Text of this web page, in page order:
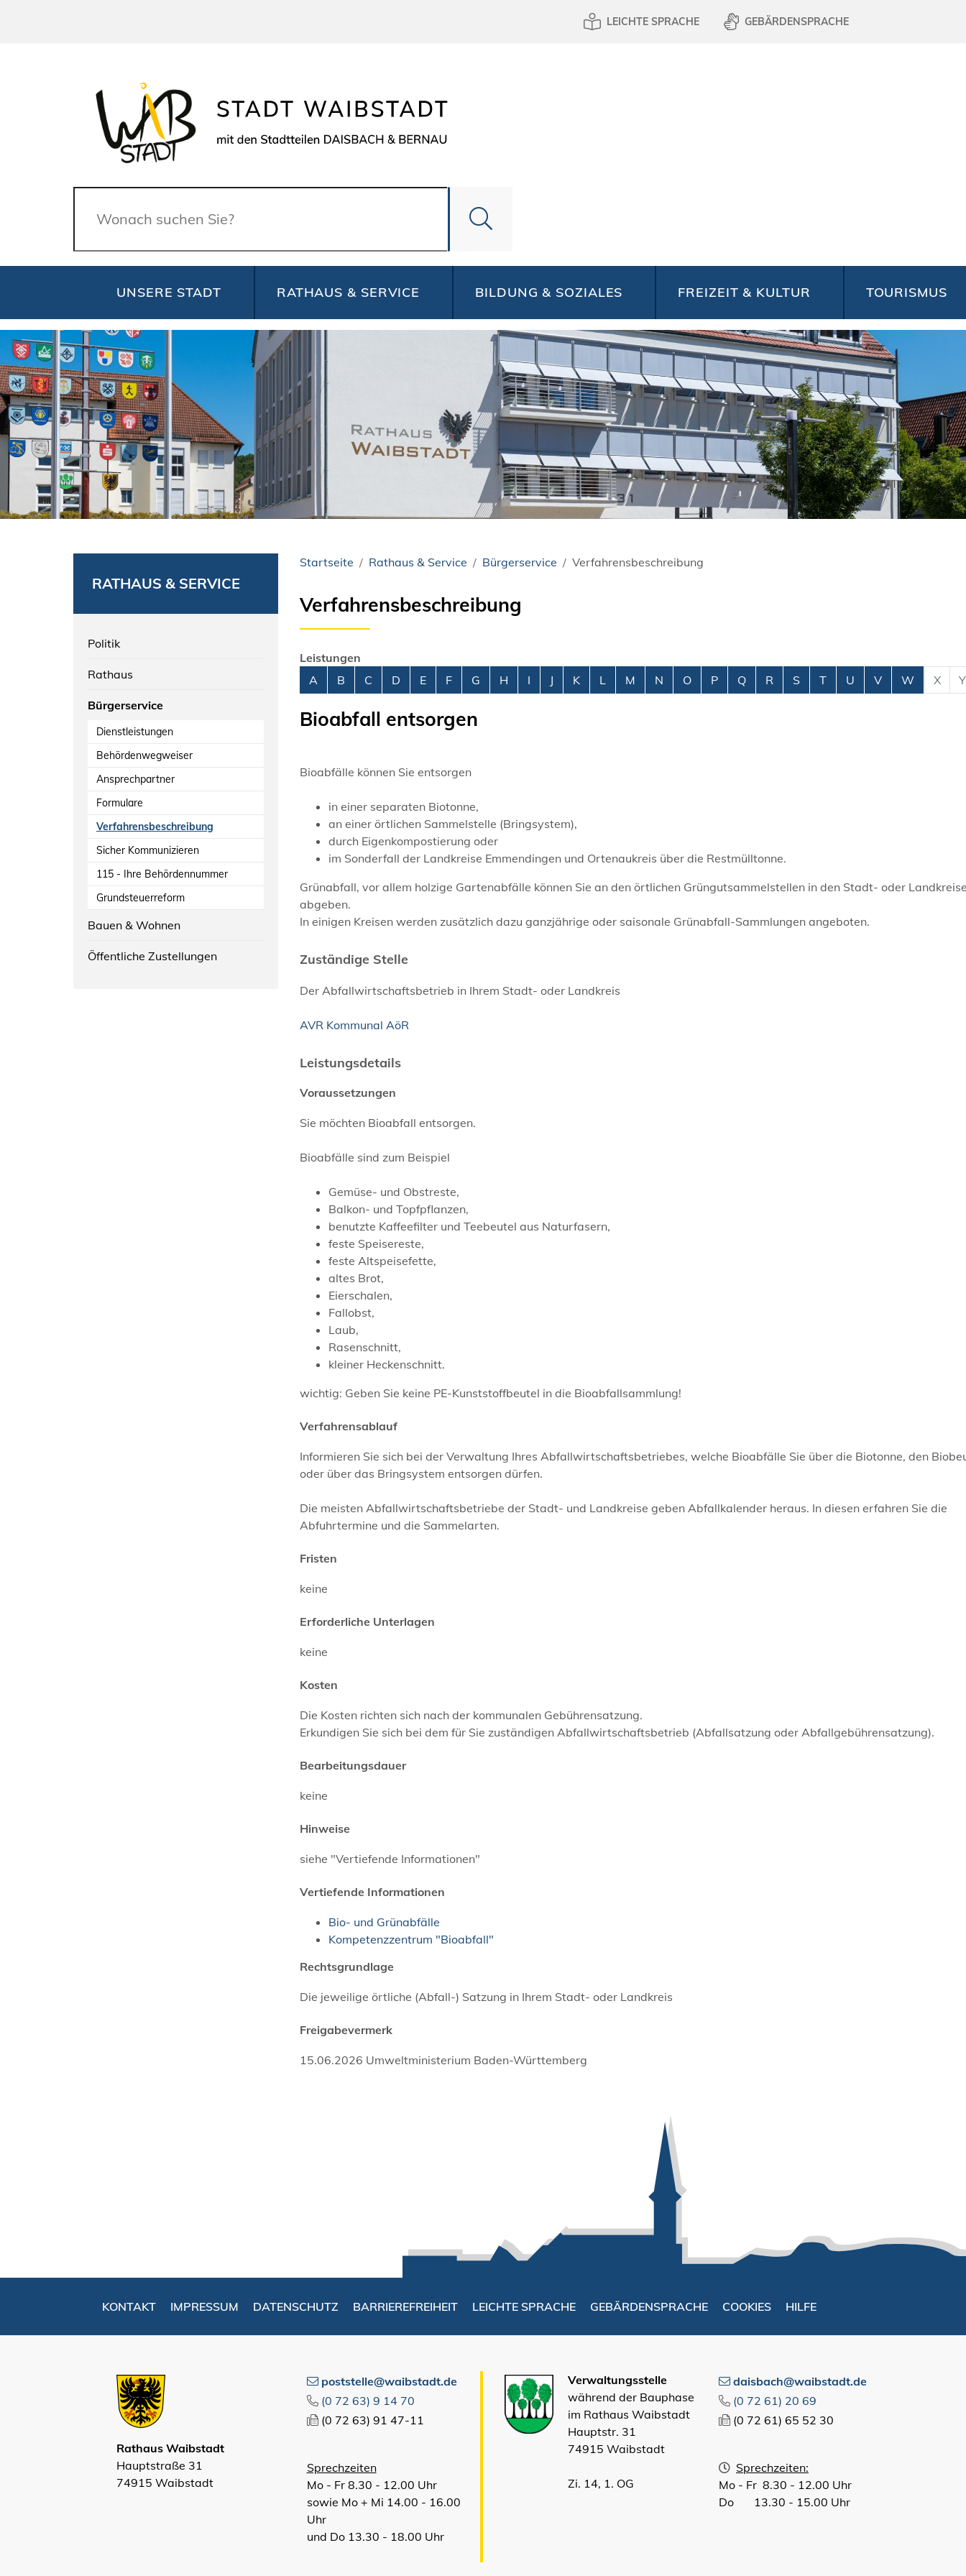
LEICHTE SPRACHE GEBÄRDENSPRACHE
Suche
UNSERE STADT RATHAUS & SERVICE BILDUNG & SOZIALES FREIZEIT & KULTUR TOURISMUS
RATHAUS & SERVICE
Politik
Rathaus
Bürgerservice
Dienstleistungen
Behördenwegweiser
Ansprechpartner
Formulare
Verfahrensbeschreibung
Sicher Kommunizieren
115 - Ihre Behördennummer
Grundsteuerreform
Bauen & Wohnen
Öffentliche Zustellungen
Startseite Rathaus & Service Bürgerservice Verfahrensbeschreibung
Verfahrensbeschreibung
Leistungen
Alphabetisches Register überspringen
A B C D E F G H I J K L M N O P Q R S T U V W X Y
Bioabfall entsorgen
Bioabfälle können Sie entsorgen
in einer separaten Biotonne,
an einer örtlichen Sammelstelle (Bringsystem),
durch Eigenkompostierung oder
im Sonderfall der Landkreise Emmendingen und Ortenaukreis über die Restmülltonne.
Grünabfall, vor allem holzige Gartenabfälle können Sie an den örtlichen Grüngutsammelstellen in den Stadt- oder
abgeben.
In einigen Kreisen werden zusätzlich dazu ganzjährige oder saisonale Grünabfall-Sammlungen angeboten.
Zuständige Stelle
Der Abfallwirtschaftsbetrieb in Ihrem Stadt- oder Landkreis
AVR Kommunal AöR
Leistungsdetails
Voraussetzungen
Sie möchten Bioabfall entsorgen.
Bioabfälle sind zum Beispiel
Gemüse- und Obstreste,
Balkon- und Topfpflanzen,
benutzte Kaffeefilter und Teebeutel aus Naturfasern,
feste Speisereste,
feste Altspeisefette,
altes Brot,
Eierschalen,
Fallobst,
Laub,
Rasenschnitt,
kleiner Heckenschnitt.
wichtig: Geben Sie keine PE-Kunststoffbeutel in die Bioabfallsammlung!
Verfahrensablauf
Informieren Sie sich bei der Verwaltung Ihres Abfallwirtschaftsbetriebes, welche Bioabfälle Sie über die Biotonne, den
oder über das Bringsystem entsorgen dürfen.
Die meisten Abfallwirtschaftsbetriebe der Stadt- und Landkreise geben Abfallkalender heraus. In diesen erfahren Sie die
Abfuhrtermine und die Sammelarten.
Fristen
keine
Erforderliche Unterlagen
keine
Kosten
Die Kosten richten sich nach der kommunalen Gebührensatzung.
Erkundigen Sie sich bei dem für Sie zuständigen Abfallwirtschaftsbetrieb (Abfallsatzung oder Abfallgebührensatzung).
Bearbeitungsdauer
keine
Hinweise
siehe "Vertiefende Informationen"
Vertiefende Informationen
Bio- und Grünabfälle
Kompetenzzentrum "Bioabfall"
Rechtsgrundlage
Die jeweilige örtliche (Abfall-) Satzung in Ihrem Stadt- oder Landkreis
Freigabevermerk
15.06.2026 Umweltministerium Baden-Württemberg
KONTAKT IMPRESSUM DATENSCHUTZ BARRIEREFREIHEIT LEICHTE SPRACHE GEBÄRDENSPRACHE COOKIES HILFE
Rathaus Waibstadt
Hauptstraße 31
74915 Waibstadt
poststelle@waibstadt.de
(0 72 63) 9 14 70
(0 72 63) 91 47-11
Sprechzeiten
Mo - Fr 8.30 - 12.00 Uhr
sowie Mo + Mi 14.00 - 16.00
Uhr
und Do 13.30 - 18.00 Uhr
Verwaltungsstelle
während der Bauphase
im Rathaus Waibstadt
Hauptstr. 31
74915 Waibstadt
Zi. 14, 1. OG
daisbach@waibstadt.de
(0 72 61) 20 69
(0 72 61) 65 52 30
Sprechzeiten:
Mo - Fr 8.30 - 12.00 Uhr
Do 13.30 - 15.00 Uhr